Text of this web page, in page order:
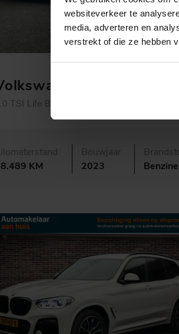
websiteverkeer te
media, adverteren en
verstrekt of die ze hebben
Polo
TSI Life Business
KM
Bouwjaar
2023
Benzine